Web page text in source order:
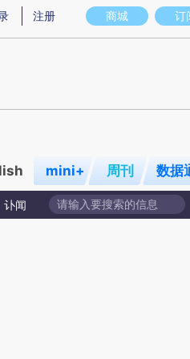
图存在偏差。不代表财新观点和立场。
商城 订
注册
mini+ 周刊 数据
讣闻